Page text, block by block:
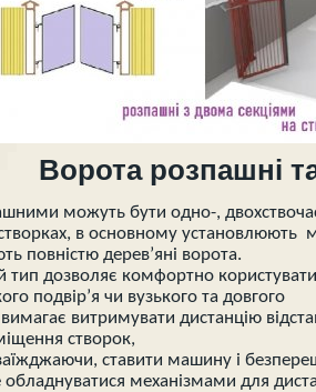
Ворота розпашні
можуть бути одно-,
в основному установлюють
повністю дерев’яні ворота.
тип дозволяє комфортно
подвір’я чи вузького та довгого
витримувати дистанцію
створок,
ставити машину і
механізмами для